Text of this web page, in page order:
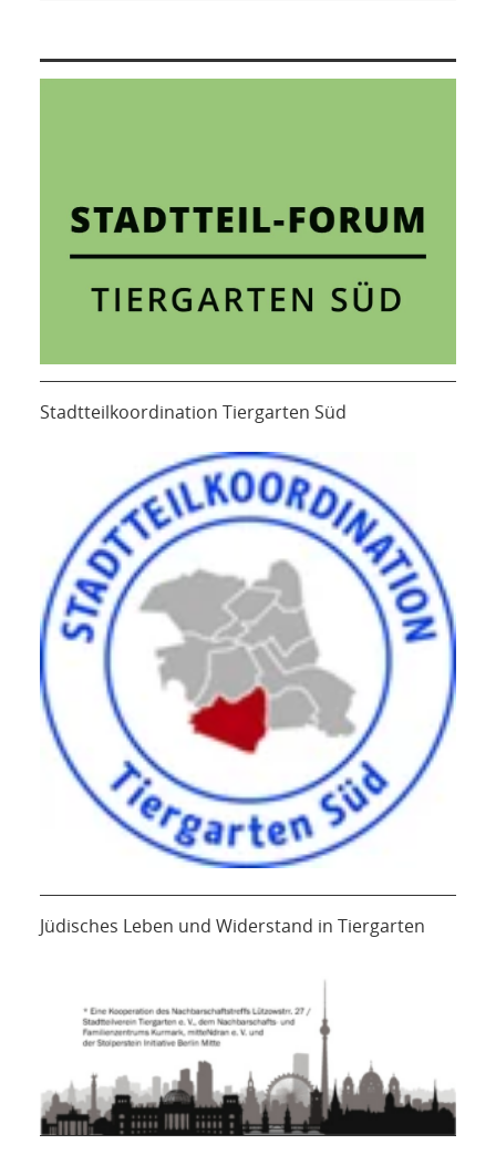
Stadtteilkoordination Tiergarten Süd
Jüdisches Leben und Widerstand in Tiergarten